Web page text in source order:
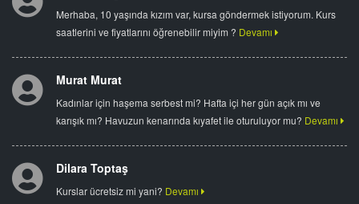
Merhaba, 10 yaşında kızım var, kursa göndermek istiyorum. Kurs
saatlerini ve fiyatlarını öğrenebilir miyim ? Devamı
Murat Murat
Kadınlar için haşema serbest mi? Hafta içi her gün açık mı ve
karışık mı? Havuzun kenarında kıyafet ile oturuluyor mu? Devamı
Dilara Toptaş
Kurslar ücretsiz mi yani? Devamı